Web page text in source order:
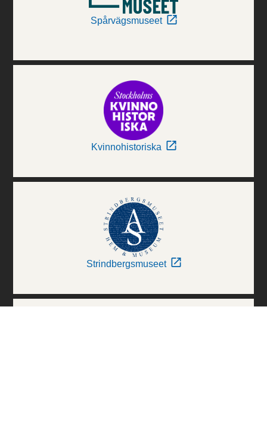
Spårvägsmuseet
Kvinnohistoriska
Strindbergsmuseet